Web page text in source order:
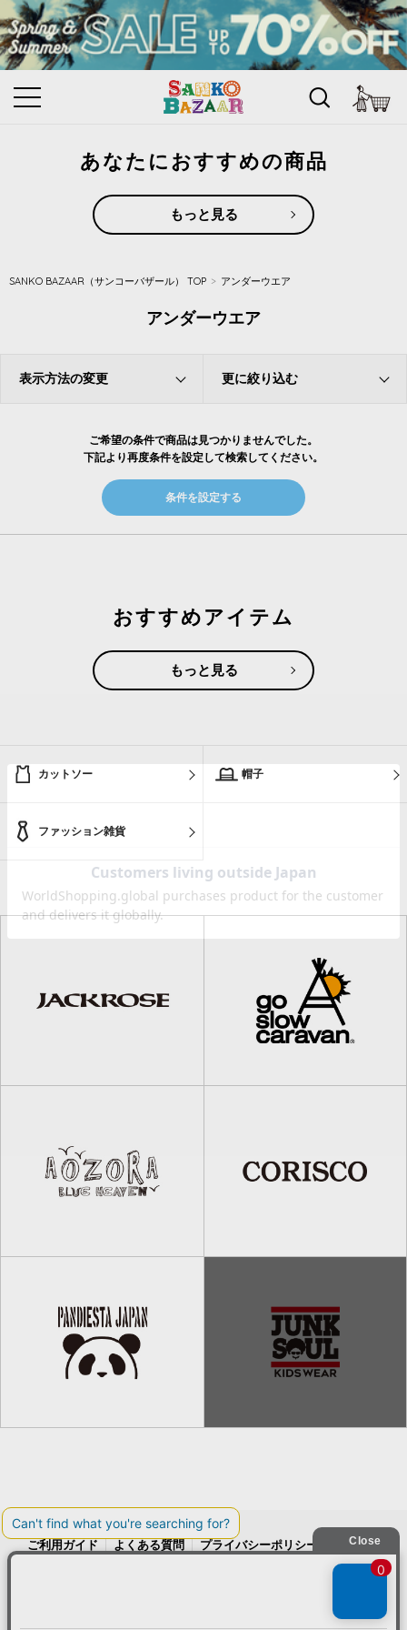
あなたにおすすめの商品
もっと見る
SANKO BAZAAR（サンコーバザール） TOP アンダーウエア
アンダーウエア
表示方法の変更 更に絞り込む
ご希望の条件で商品は見つかりませんでした。
下記より再度条件を設定して検索してください。
条件を設定する
おすすめアイテム
もっと見る
カットソー 帽子
ファッション雑貨
ご利用ガイド よくある質問 プライバシーポリシー
利用規約